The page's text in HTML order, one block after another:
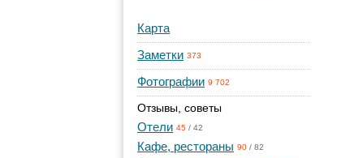
Карта
Заметки 373
Фотографии 9 702
Отзывы, советы
Отели 45 / 42
Кафе, рестораны 90 / 82